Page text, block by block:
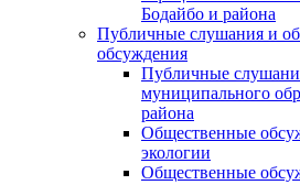
Бодайбо и района
Публичные слушания и
обсуждения
Публичные
муниципального
района
Общественные
экологии
Общественные